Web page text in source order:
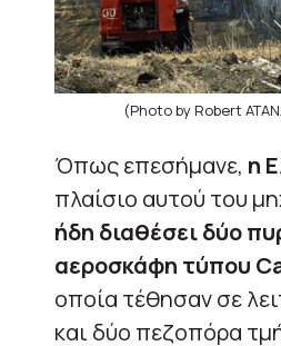
(Photo by Robert
Όπως επεσήμανε, η
πλαίσιο αυτού του
ήδη διαθέσει δύο
αεροσκάφη τύπου
οποία τέθησαν σε
και δύο πεζοπόρα